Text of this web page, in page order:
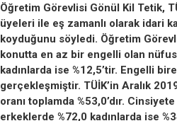
Öğretim Görevlisi Gönül Kil Tetik,
üyeleri ile eş zamanlı olarak idari
koyduğunu söyledi. Öğretim
konutta en az bir engelli olan
kadınlarda ise %12,5’tir. Engelli
gerçekleşmiştir. TÜİK’in Aralık
oranı toplamda %53,0’dır.
erkeklerde %72,0 kadınlarda ise